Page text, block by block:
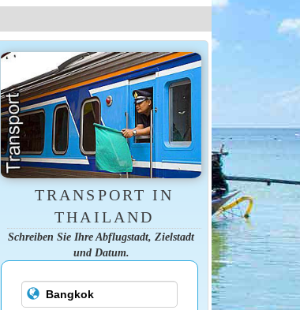
TRANSPORT IN
THAILAND
Schreiben Sie Ihre Abflugstadt, Zielstadt
und Datum.